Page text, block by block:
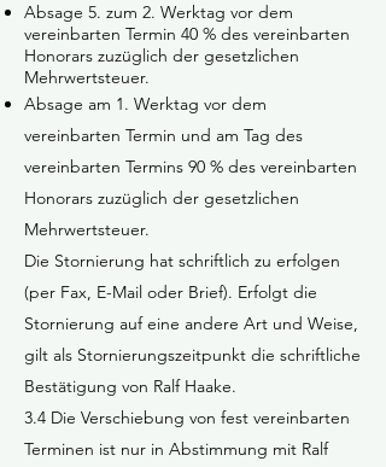
Absage 5. zum 2. Werktag vor dem
vereinbarten Termin 40 % des vereinbarten
Honorars zuzüglich der gesetzlichen
Mehrwertsteuer.
Absage am 1. Werktag vor dem
vereinbarten Termin und am Tag des
vereinbarten Termins 90 % des vereinbarten
Honorars zuzüglich der gesetzlichen
Mehrwertsteuer.
Die Stornierung hat schriftlich zu erfolgen
(per Fax, E-Mail oder Brief). Erfolgt die
Stornierung auf eine andere Art und Weise,
gilt als Stornierungszeitpunkt die schriftliche
Bestätigung von Ralf Haake.
3.4 Die Verschiebung von fest vereinbarten
Terminen ist nur in Abstimmung mit Ralf